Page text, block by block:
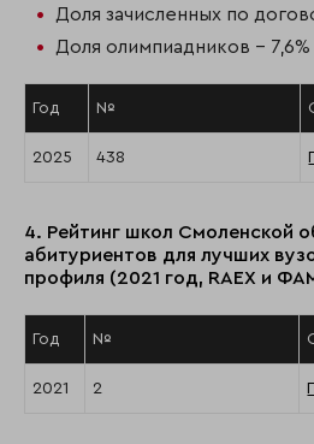
Доля зачисленных по
Доля олимпиадников - 7,6%
Год №
2025 438
4. Рейтинг школ Смоленской
абитуриентов для лучших
профиля (2021 год, RAEX и
Год №
2021 2